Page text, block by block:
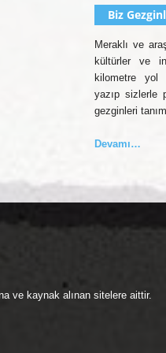
Biz
Meraklı ve
kültürler ve
kilometre yol
yazıp sizlerle
gezginleri
Devamı…
ve kaynak alınan sitelere aittir.